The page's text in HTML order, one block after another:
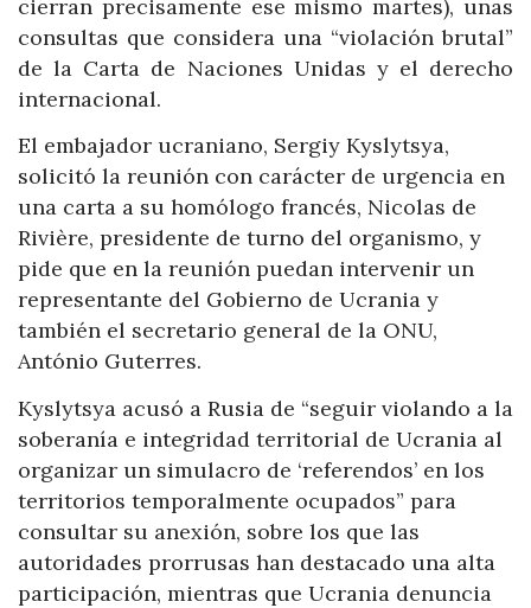
cierran precisamente ese mismo martes), unas
consultas que considera una “violación brutal”
de la Carta de Naciones Unidas y el derecho
internacional.
El embajador ucraniano, Sergiy Kyslytsya,
solicitó la reunión con carácter de urgencia en
una carta a su homólogo francés, Nicolas de
Rivière, presidente de turno del organismo, y
pide que en la reunión puedan intervenir un
representante del Gobierno de Ucrania y
también el secretario general de la ONU,
António Guterres.
Kyslytsya acusó a Rusia de “seguir violando a la
soberanía e integridad territorial de Ucrania al
organizar un simulacro de ‘referendos’ en los
territorios temporalmente ocupados” para
consultar su anexión, sobre los que las
autoridades prorrusas han destacado una alta
participación, mientras que Ucrania denuncia